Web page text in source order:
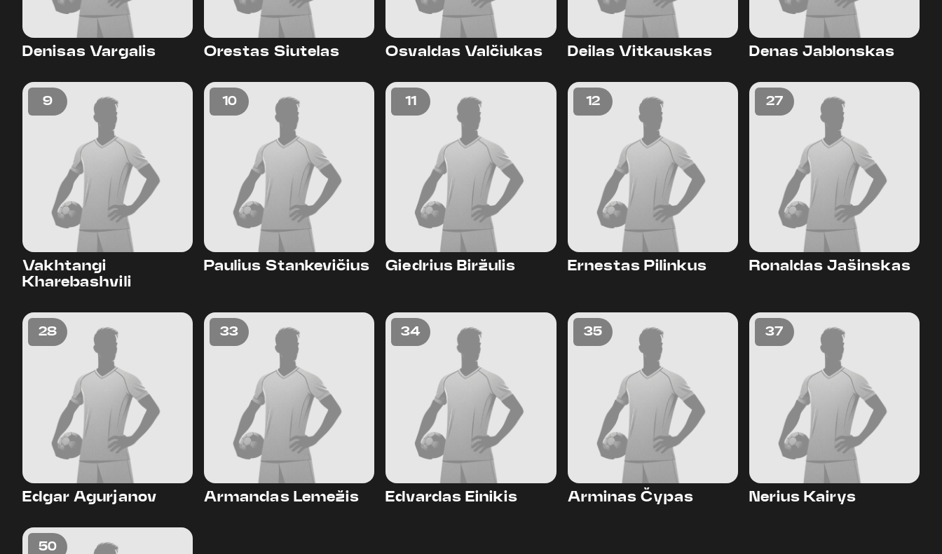
Denisas Vargalis Orestas Siutelas Osvaldas Valčiukas Deilas Vitkauskas Denas Jablonskas
9
Vakhtangi
Kharebashvili
10
Paulius Stankevičius
11
Giedrius Biržulis
12
Ernestas Pilinkus
27
Ronaldas Jašinskas
28
Edgar Agurjanov
33
Armandas Lemežis
34
Edvardas Einikis
35
Arminas Čypas
37
Nerius Kairys
50